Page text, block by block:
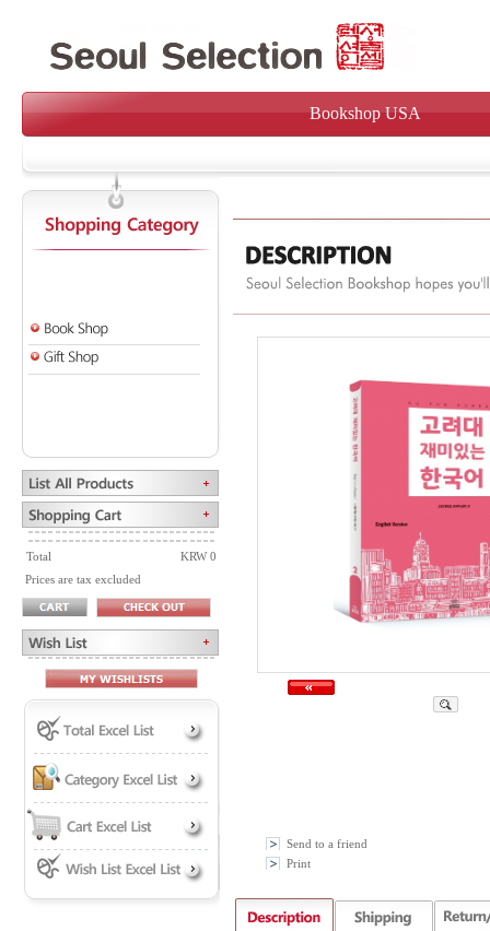
Bookshop USA
Total
KRW 0
Prices are tax excluded
Send to a friend
Print